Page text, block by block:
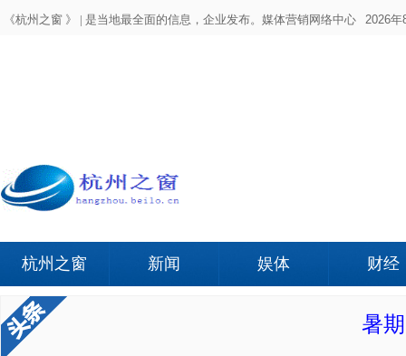
《杭州之窗 》 | 是当地最全面的信息，企业发布。媒体营销网络中心 2026
杭州之窗 新闻 娱体 财经
暑